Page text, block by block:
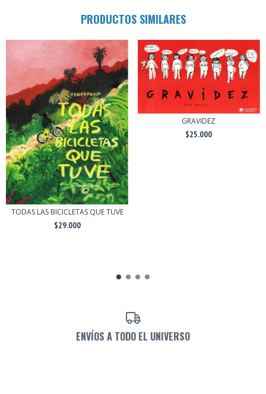
PRODUCTOS SIMILARES
TODAS LAS BICICLETAS QUE TUVE
$29.000
GRAVIDEZ
$25.000
ENVÍOS A TODO EL UNIVERSO